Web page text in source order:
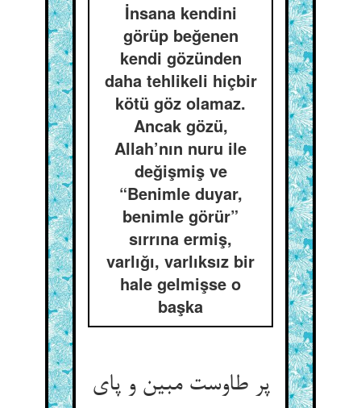
İnsana kendini
görüp beğenen
kendi gözünden
daha tehlikeli hiçbir
kötü göz olamaz.
Ancak gözü,
Allah’nın nuru ile
değişmiş ve
“Benimle duyar,
benimle görür”
sırrına ermiş,
varlığı, varlıksız bir
hale gelmişse o
başka
پر طاوست مبین و پای